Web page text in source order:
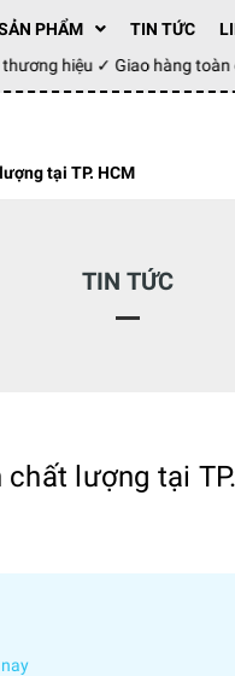
PHẨM TIN TỨC
thương hiệu ✓ Giao hàng
tại TP. HCM
TIN TỨC
lượng tại